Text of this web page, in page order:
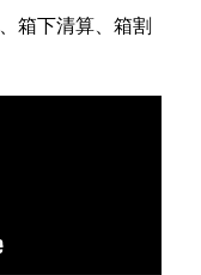
箱下清算、箱割